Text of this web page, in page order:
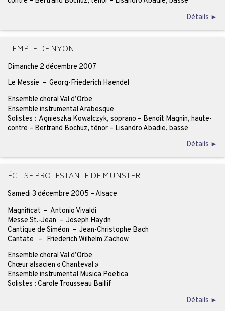
Détails ►
TEMPLE DE NYON
Dimanche 2 décembre 2007
Le Messie – Georg-Friederich Haendel
Ensemble choral Val d’Orbe
Ensemble instrumental Arabesque
Solistes : Agnieszka Kowalczyk, soprano – Benoît Magnin, haute-
contre – Bertrand Bochuz, ténor – Lisandro Abadie, basse
Détails ►
ÉGLISE PROTESTANTE DE MUNSTER
Samedi 3 décembre 2005 – Alsace
Magnificat – Antonio Vivaldi
Messe St.-Jean – Joseph Haydn
Cantique de Siméon – Jean-Christophe Bach
Cantate – Friederich Wilhelm Zachow
Ensemble choral Val d’Orbe
Chœur alsacien « Chanteval »
Ensemble instrumental Musica Poetica
Solistes : Carole Trousseau Baillif
Détails ►